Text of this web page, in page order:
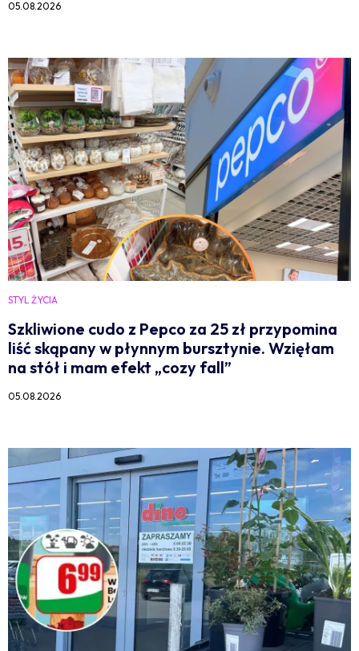
05.08.2026
STYL ŻYCIA
Szkliwione cudo z Pepco za 25 zł przypomina
liść skąpany w płynnym bursztynie. Wzięłam
na stół i mam efekt „cozy fall”
05.08.2026